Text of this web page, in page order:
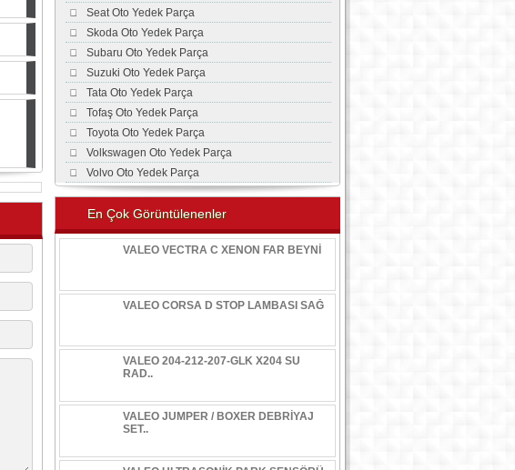
Seat Oto Yedek Parça
Skoda Oto Yedek Parça
Subaru Oto Yedek Parça
Suzuki Oto Yedek Parça
Tata Oto Yedek Parça
Tofaş Oto Yedek Parça
Toyota Oto Yedek Parça
Volkswagen Oto Yedek Parça
Volvo Oto Yedek Parça
En Çok Görüntülenenler
VALEO VECTRA C XENON FAR BEYNİ
VALEO CORSA D STOP LAMBASI SAĞ
VALEO 204-212-207-GLK X204 SU
RAD..
VALEO JUMPER / BOXER DEBRİYAJ
SET..